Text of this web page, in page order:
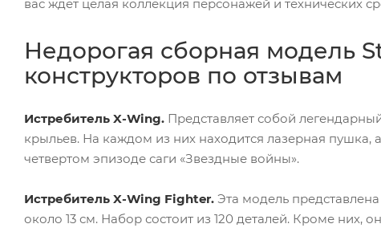
вас ждет целая коллекция персонажей и технических
Недорогая сборная модель
конструкторов по отзывам
Истребитель X-Wing. Представляет собой
крыльев. На каждом из них находится лазерная
четвертом эпизоде саги «Звездные войны».
Истребитель X-Wing Fighter. Эта модель
около 13 см. Набор состоит из 120 деталей. Кроме них,